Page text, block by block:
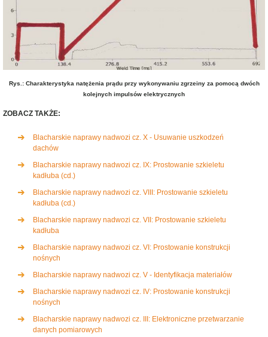
Rys.: Charakterystyka natężenia prądu przy wykonywaniu zgrzeiny za pomocą dwóch
kolejnych impulsów elektrycznych
ZOBACZ TAKŻE:
Blacharskie naprawy nadwozi cz. X - Usuwanie uszkodzeń
dachów
Blacharskie naprawy nadwozi cz. IX: Prostowanie szkieletu
kadłuba (cd.)
Blacharskie naprawy nadwozi cz. VIII: Prostowanie szkieletu
kadłuba (cd.)
Blacharskie naprawy nadwozi cz. VII: Prostowanie szkieletu
kadłuba
Blacharskie naprawy nadwozi cz. VI: Prostowanie konstrukcji
nośnych
Blacharskie naprawy nadwozi cz. V - Identyfikacja materiałów
Blacharskie naprawy nadwozi cz. IV: Prostowanie konstrukcji
nośnych
Blacharskie naprawy nadwozi cz. III: Elektroniczne przetwarzanie
danych pomiarowych